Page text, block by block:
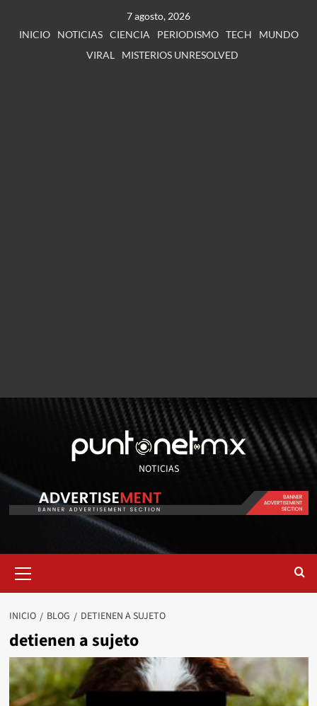
7 agosto, 2026
INICIO
NOTICIAS CIENCIA PERIODISMO TECH
MUNDO
VIRAL
MISTERIOS UNRESOLVED
NOTICIAS
INICIO BLOG DETIENEN A SUJETO
detienen a sujeto